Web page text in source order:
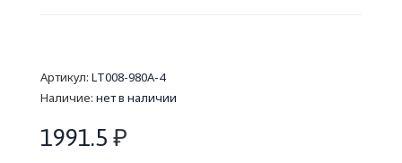
Артикул: LT008-980A-4
Наличие: нет в наличии
1991.5 ₽